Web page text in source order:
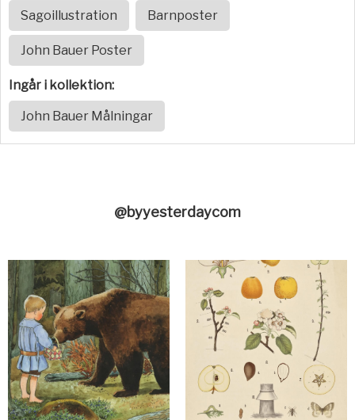
Sagoillustration Barnposter
John Bauer Poster
Ingår i kollektion:
John Bauer Målningar
@byyesterdaycom